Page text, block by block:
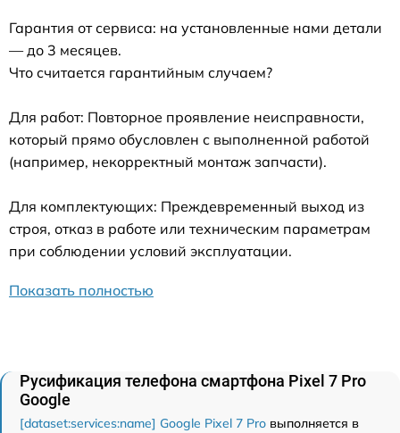
Гарантия от сервиса: на установленные нами детали
— до 3 месяцев.
Что считается гарантийным случаем?
Для работ: Повторное проявление неисправности,
который прямо обусловлен с выполненной работой
(например, некорректный монтаж запчасти).
Для комплектующих: Преждевременный выход из
строя, отказ в работе или техническим параметрам
при соблюдении условий эксплуатации.
Показать полностью
Русификация телефона смартфона Pixel 7 Pro
Google
[dataset:services:name] Google Pixel 7 Pro выполняется в